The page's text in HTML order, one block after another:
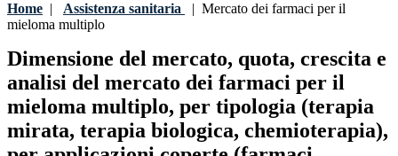
Home | Assistenza sanitaria | Mercato dei farmaci per il
mieloma multiplo
Dimensione del mercato, quota, crescita e
analisi del mercato dei farmaci per il
mieloma multiplo, per tipologia (terapia
mirata, terapia biologica, chemioterapia),